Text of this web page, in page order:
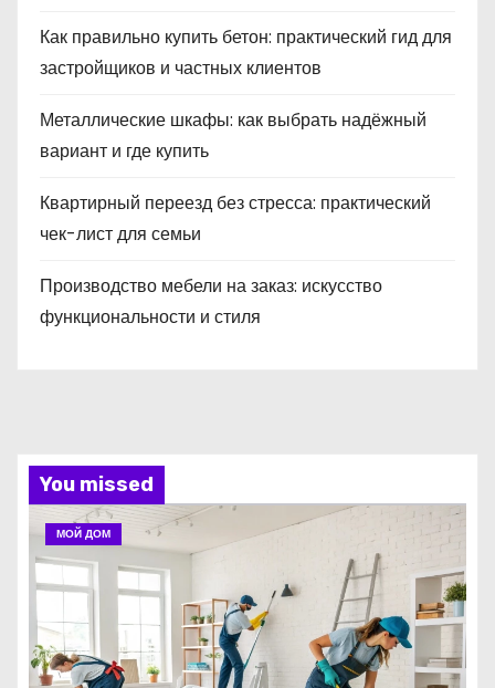
Как правильно купить бетон: практический гид для
застройщиков и частных клиентов
Металлические шкафы: как выбрать надёжный
вариант и где купить
Квартирный переезд без стресса: практический
чек-лист для семьи
Производство мебели на заказ: искусство
функциональности и стиля
You missed
МОЙ ДОМ